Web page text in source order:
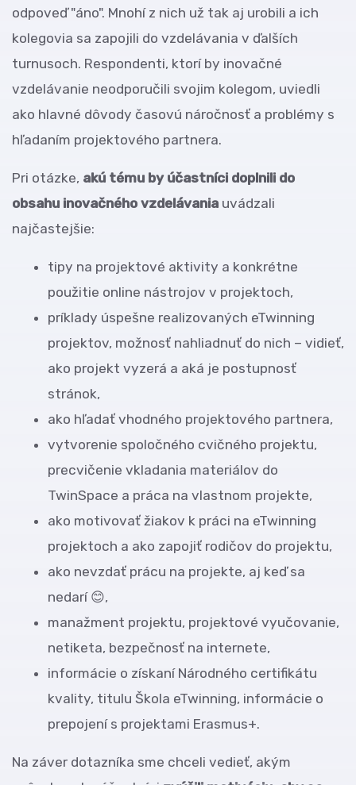
odpoveď "áno". Mnohí z nich už tak aj urobili a ich
kolegovia sa zapojili do vzdelávania v ďalších
turnusoch. Respondenti, ktorí by inovačné
vzdelávanie neodporučili svojim kolegom, uviedli
ako hlavné dôvody časovú náročnosť a problémy s
hľadaním projektového partnera.
Pri otázke, akú tému by účastníci doplnili do
obsahu inovačného vzdelávania uvádzali
najčastejšie:
tipy na projektové aktivity a konkrétne
použitie online nástrojov v projektoch,
príklady úspešne realizovaných eTwinning
projektov, možnosť nahliadnuť do nich – vidieť,
ako projekt vyzerá a aká je postupnosť
stránok,
ako hľadať vhodného projektového partnera,
vytvorenie spoločného cvičného projektu,
precvičenie vkladania materiálov do
TwinSpace a práca na vlastnom projekte,
ako motivovať žiakov k práci na eTwinning
projektoch a ako zapojiť rodičov do projektu,
ako nevzdať prácu na projekte, aj keď sa
nedarí 😊,
manažment projektu, projektové vyučovanie,
netiketa, bezpečnosť na internete,
informácie o získaní Národného certifikátu
kvality, titulu Škola eTwinning, informácie o
prepojení s projektami Erasmus+.
Na záver dotazníka sme chceli vedieť, akým